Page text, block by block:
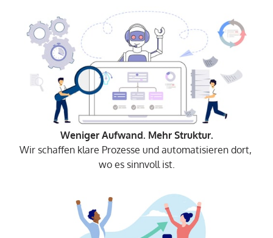
Wir schaffen klare Prozesse und automatisieren dort,
wo es sinnvoll ist.